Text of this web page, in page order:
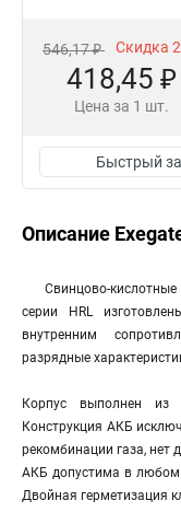
546,17 ₽ Скидка
418,45 ₽
Цена за 1 шт.
Быстрый
Описание
Свинцово-
серии HRL
внутренним
разрядные
Корпус выполнен из
Конструкция АКБ
рекомбинации газа, нет
АКБ допустима в любом
Двойная герметизация